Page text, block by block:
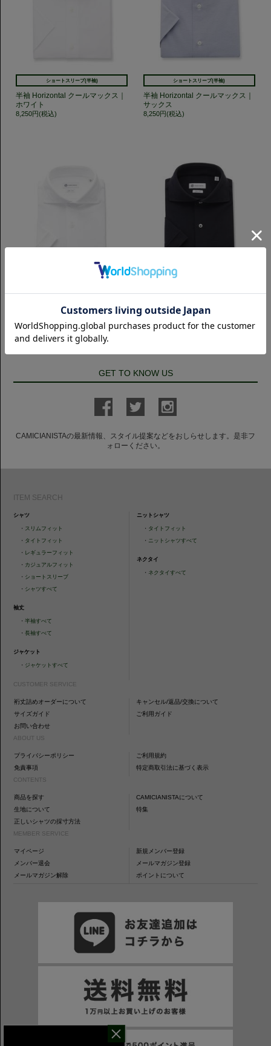
ショートスリーブ(半袖)
半袖 Horizontal クールマックス｜
ホワイト
8,250円(税込)
ショートスリーブ(半袖)
半袖 Horizontal クールマックス｜
サックス
8,250円(税込)
｜ホワイト
7,700円(税込)
半袖 Horizontal 鹿の子ポロシャツ
｜ネイビー
GET TO KNOW US
CAMICIANISTAの最新情報、スタイル提案などをおしらせします。是非フ
ォローください。
ITEM SEARCH
シャツ
・ スリムフィット
・ タイトフィット
・ レギュラーフィット
・ カジュアルフィット
・ ショートスリーブ
・ シャツすべて
袖丈
・半袖すべて
・長袖すべて
ジャケット
・ ジャケットすべて
ニットシャツ
・ タイトフィット
・ ニットシャツすべて
ネクタイ
・ ネクタイすべて
CUSTOMER SERVICE
裄丈詰めオーダーについて
キャンセル/返品/交換について
サイズガイド
ご利用ガイド
お問い合わせ
ABOUT US
プライバシーポリシー
ご利用規約
免責事項
特定商取引法に基づく表示
CONTENTS
商品を探す
CAMICIANISTAについて
生地について
特集
正しいシャツの採寸方法
MEMBER SERVICE
マイページ
新規メンバー登録
メンバー退会
メールマガジン登録
メールマガジン解除
ポイントについて